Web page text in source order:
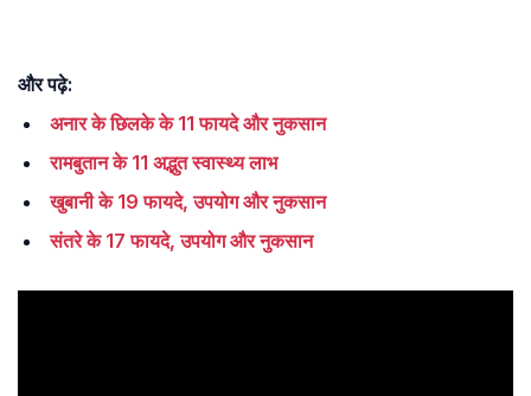
और पढ़े:
अनार के छिलके के 11 फायदे और नुकसान
रामबुतान के 11 अद्भुत स्वास्थ्य लाभ
खुबानी के 19 फायदे, उपयोग और नुकसान
संतरे के 17 फायदे, उपयोग और नुकसान